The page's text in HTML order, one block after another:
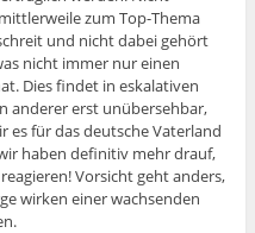
zum Top-Thema
und nicht dabei gehört
nicht immer nur einen
Dies findet in eskalativen
anderer erst unübersehbar,
es für das deutsche Vaterland
haben definitiv mehr drauf,
Vorsicht geht anders,
wirken einer wachsenden